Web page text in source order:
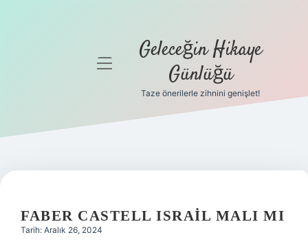
Gizlilik
Hakkımızda
menüyü Geleceğin Hikaye
Günlüğü
Taze önerilerle zihnini genişlet!
FABER CASTELL ISRAIL MALI MI
Tarih: Aralık 26, 2024